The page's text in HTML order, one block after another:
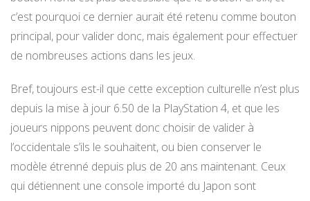
c’est pourquoi ce dernier aurait été retenu comme bouton
principal, pour valider donc, mais également pour effectuer
de nombreuses actions dans les jeux.
Bref, toujours est-il que cette exception culturelle n’est plus
depuis la mise à jour 6.50 de la PlayStation 4, et que les
joueurs nippons peuvent donc choisir de valider à
l’occidentale s’ils le souhaitent, ou bien conserver le
modèle étrenné depuis plus de 20 ans maintenant. Ceux
qui détiennent une console importé du Japon sont